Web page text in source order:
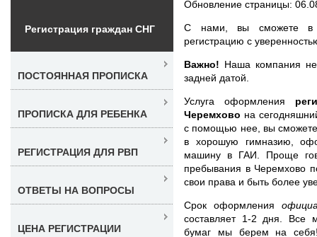
Обновление страницы:
С нами, вы сможете в
регистрацию с
Важно! Наша компания не
задней датой.
Услуга оформления
Черемхово на
с помощью нее, вы сможете
в хорошую гимназию,
машину в ГАИ. Проще
пребывания в Черемхово
свои права и быть более
Срок оформления
составляет 1-2 дня. Все
бумаг мы берем на
Регистрация граждан СНГ
ПОСТОЯННАЯ ПРОПИСКА
ПРОПИСКА ДЛЯ РЕБЕНКА
РЕГИСТРАЦИЯ ДЛЯ РВП
ОТВЕТЫ НА ВОПРОСЫ
ЦЕНА РЕГИСТРАЦИИ